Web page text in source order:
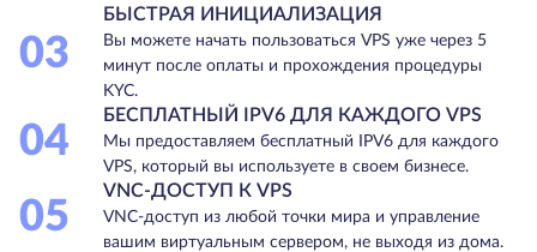
03
БЫСТРАЯ ИНИЦИАЛИЗАЦИЯ
Вы можете начать пользоваться VPS уже через 5
минут после оплаты и прохождения процедуры
KYC.
04
БЕСПЛАТНЫЙ IPV6 ДЛЯ КАЖДОГО VPS
Мы предоставляем бесплатный IPV6 для каждого
VPS, который вы используете в своем бизнесе.
05
VNC-ДОСТУП К VPS
VNC-доступ из любой точки мира и управление
вашим виртуальным сервером, не выходя из дома.